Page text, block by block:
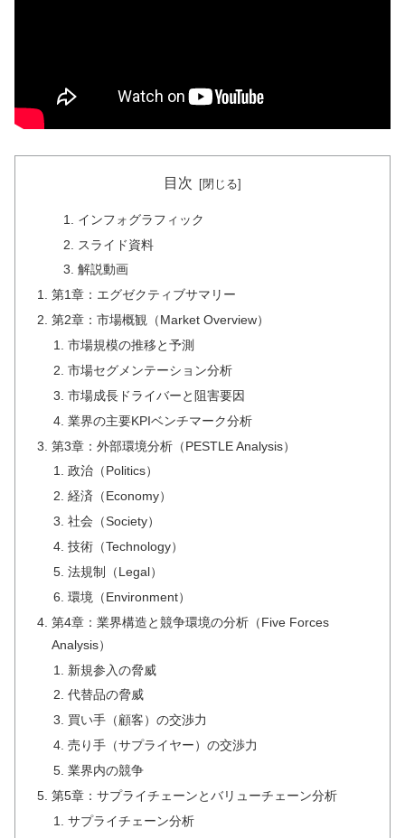
目次
インフォグラフィック
スライド資料
解説動画
第1章：エグゼクティブサマリー
第2章：市場概観（Market Overview）
市場規模の推移と予測
市場セグメンテーション分析
市場成長ドライバーと阻害要因
業界の主要KPIベンチマーク分析
第3章：外部環境分析（PESTLE Analysis）
政治（Politics）
経済（Economy）
社会（Society）
技術（Technology）
法規制（Legal）
環境（Environment）
第4章：業界構造と競争環境の分析（Five Forces
Analysis）
新規参入の脅威
代替品の脅威
買い手（顧客）の交渉力
売り手（サプライヤー）の交渉力
業界内の競争
第5章：サプライチェーンとバリューチェーン分析
サプライチェーン分析